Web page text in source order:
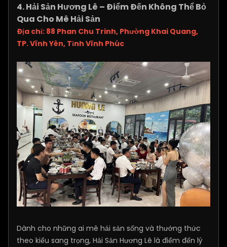
4. Hải Sản Hương Lê – Điểm Đến Không Thể Bỏ
Qua Cho Mê Hải Sản
Địa chỉ: 88 Phan Chu Trinh, Phường Khai Quang,
TP. Vĩnh Yên, Tỉnh Vĩnh Phúc
Dành cho những ai mê hải sản sống và thưởng thức
theo kiểu sang trọng, Hải Sản Hương Lê là điểm đến lý